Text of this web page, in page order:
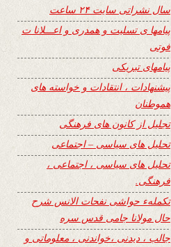
سال نشراتی سایت ۲۴ ساعت
پیامها ی تسلیت و همدری و اعـــلانا ت
فوتی
پیامهای تبریکی
پیشنهادات ، انتقادات و خواسته های
هموطنان
تجلیل از کانون های فرهنگی
تحلیل های سیاسی – اجتماعی
تحلیل های سیاسی ، اجتماعی ،
فرهنگی.
تکملهء حواشی نفحات الانس شرح
حال مولانا جامی قدس سره
جالب ، دیدنی ،خواندنی ، معلوماتی و